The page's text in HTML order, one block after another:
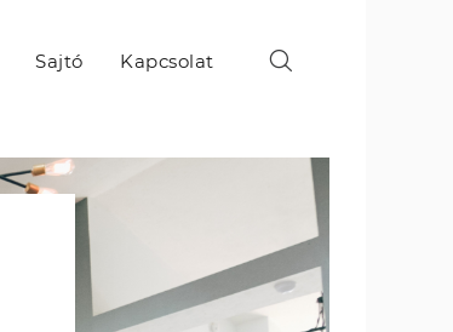
Sajtó Kapcsolat